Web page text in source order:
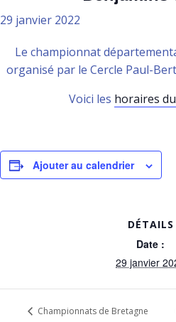
29 janvier 2022
Le championnat
organisé par le Cercle Paul-
Voici les horaires
Ajouter au calendrier
DÉTAILS
Date :
29 janvier
Championnats de Bretagne